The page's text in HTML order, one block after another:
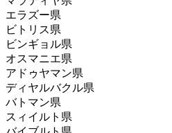
エラズー県
ビトリス県
ビンギョル県
オスマニエ県
アドゥヤマン県
ディヤルバクル県
バトマン県
スィイルト県